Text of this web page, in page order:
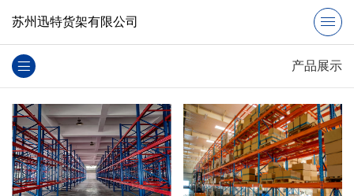
苏州迅特货架有限公司
产品展示